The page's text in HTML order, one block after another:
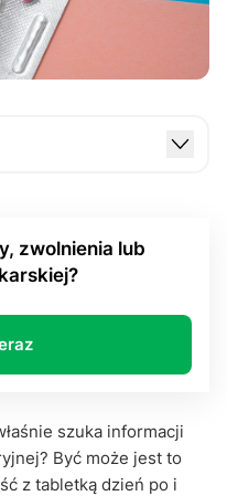
receptę?
i gdzie kupić?
zwolnienia lub
szuka informacji
Być może jest to
z tabletką dzień po i